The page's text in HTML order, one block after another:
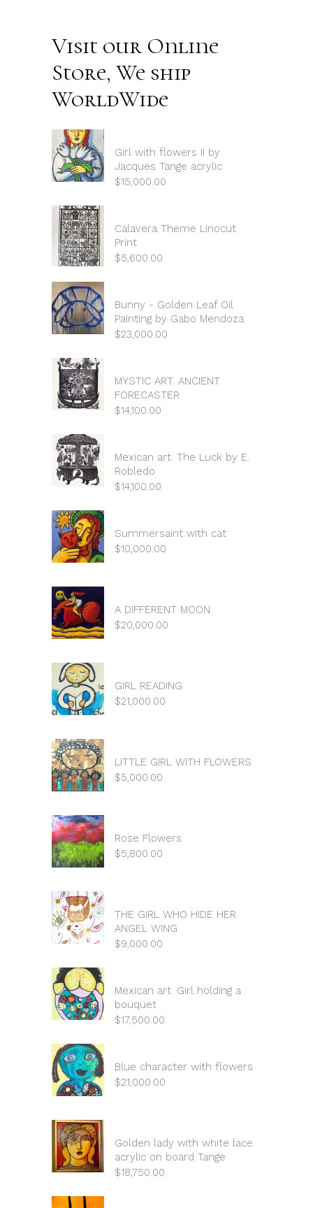
Visit our Online
Store, We ship
WorldWide
Girl with flowers II by
Jacques Tange acrylic
$15,000.00
Calavera Theme Linocut
Print
$5,600.00
Bunny - Golden Leaf Oil
Painting by Gabo Mendoza
$23,000.00
MYSTIC ART. ANCIENT
FORECASTER
$14,100.00
Mexican art. The Luck by E.
Robledo
$14,100.00
Summersaint with cat
$10,000.00
A DIFFERENT MOON
$20,000.00
GIRL READING
$21,000.00
LITTLE GIRL WITH FLOWERS
$5,000.00
Rose Flowers
$5,800.00
THE GIRL WHO HIDE HER
ANGEL WING
$9,000.00
Mexican art. Girl holding a
bouquet
$17,500.00
Blue character with flowers
$21,000.00
Golden lady with white lace
acrylic on board Tange
$18,750.00